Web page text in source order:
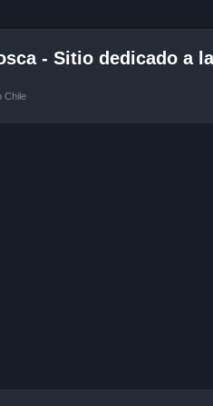
- Sitio dedicado a
Chile